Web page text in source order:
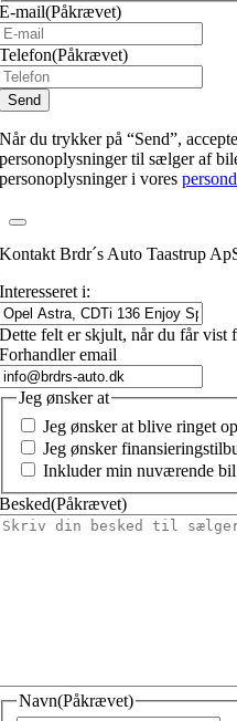
E-mail(Påkrævet)
Telefon(Påkrævet)
Når du trykker på “Send”,
personoplysninger til sælger af
personoplysninger i vores
Kontakt Brdr´s Auto Taastrup
Interesseret i:
Dette felt er skjult, når du får vist
Forhandler email
Jeg ønsker at
Jeg ønsker at blive ringet op
Jeg ønsker
Inkluder min nuværende
Besked(Påkrævet)
Navn(Påkrævet)